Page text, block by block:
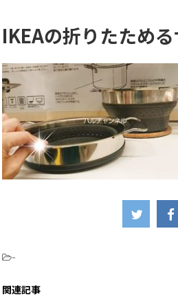
IKEAの折りたため
-
関連記事